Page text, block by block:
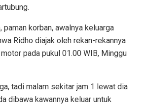
paman korban, awalnya keluarga
Ridho diajak oleh rekan-rekannya
pada pukul 01.00 WIB, Minggu
tadi malam sekitar jam 1 lewat dia
dibawa kawannya keluar untuk